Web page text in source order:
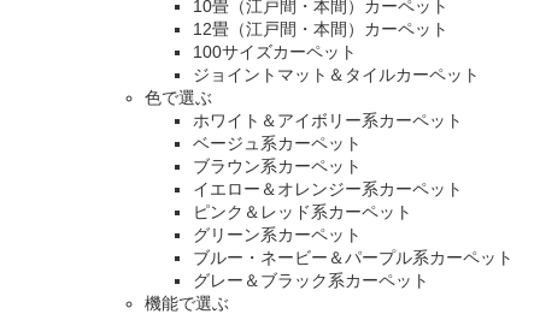
10畳（江戸間・本間）カーペット
12畳（江戸間・本間）カーペット
100サイズカーペット
ジョイントマット＆タイルカーペット
色で選ぶ
ホワイト＆アイボリー系カーペット
ベージュ系カーペット
ブラウン系カーペット
イエロー＆オレンジー系カーペット
ピンク＆レッド系カーペット
グリーン系カーペット
ブルー・ネービー＆パープル系カーペット
グレー＆ブラック系カーペット
機能で選ぶ